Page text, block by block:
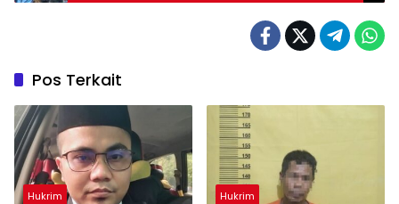
Pos Terkait
Hukrim Hukrim